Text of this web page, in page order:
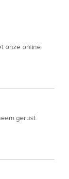
onze online
gerust